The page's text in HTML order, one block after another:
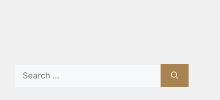
Search
for: